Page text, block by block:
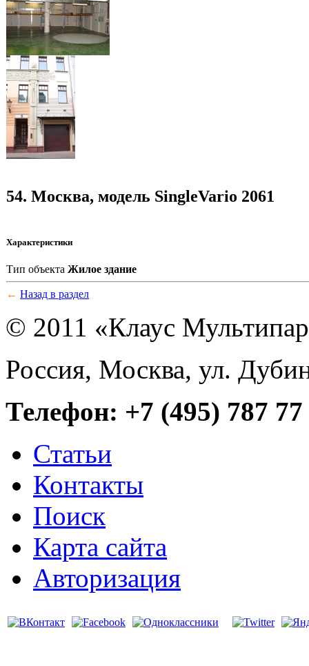
54. Москва, модель SingleVario 2061
Характеристики
Тип объекта Жилое здание
← Назад в раздел
© 2011 «Клаус
Россия, Москва, ул.
Телефон: +7 (495) 787 77
Статьи
Контакты
Поиск
Карта сайта
Авторизация